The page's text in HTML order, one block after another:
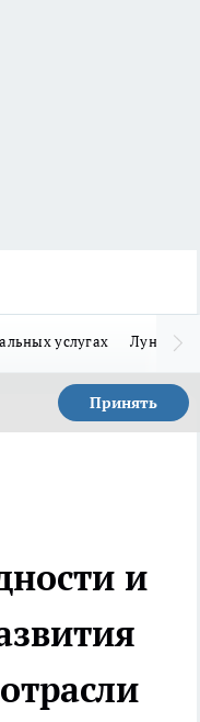
услугах Лунно-
Принять
и